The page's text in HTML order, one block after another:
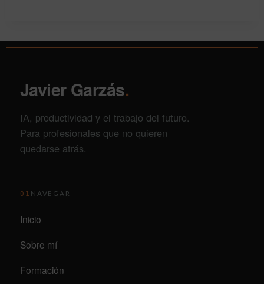
Javier Garzás.
IA, productividad y el trabajo del futuro.
Para profesionales que no quieren
quedarse atrás.
01 NAVEGAR
Inicio
Sobre mí
Formación